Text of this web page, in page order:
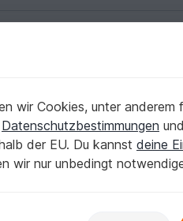
entstehen
dich durch und starte
wir Cookies, unter anderem
Datenschutzbestimmungen und
der EU. Du kannst deine
wir nur unbedingt